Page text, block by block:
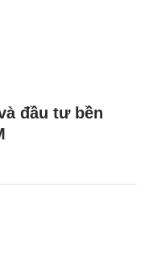
đầu tư bền